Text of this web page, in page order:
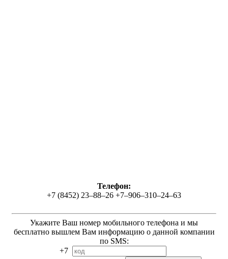
Телефон:
+7 (8452) 23–88–26 +7–906–310–24–63
Укажите Ваш номер мобильного телефона и мы
бесплатно вышлем Вам информацию о данной компании
по SMS:
+7